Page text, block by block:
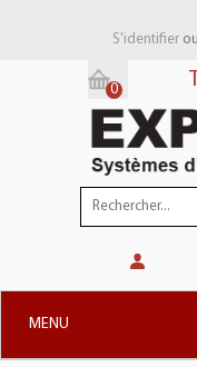
S'identifierou
Panier:
0
MENU